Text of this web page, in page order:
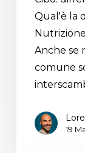
Qual'è la
Anche se
comune
19